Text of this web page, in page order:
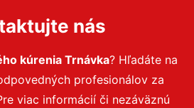
nás
kúrenia Trnávka? Hľadáte na
profesionálov za
viac informácií či nezáväznú